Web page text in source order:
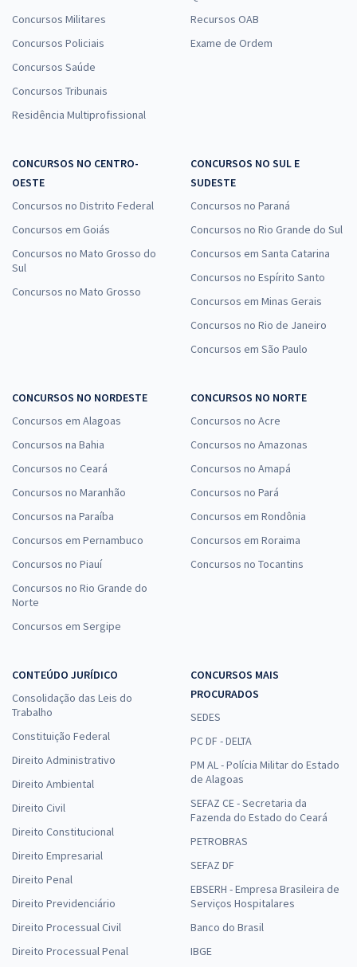
Concursos Militares
Concursos Policiais
Concursos Saúde
Concursos Tribunais
Residência Multiprofissional
Recursos OAB
Exame de Ordem
CONCURSOS NO CENTRO-
OESTE
Concursos no Distrito Federal
Concursos em Goiás
Concursos no Mato Grosso do
Sul
Concursos no Mato Grosso
CONCURSOS NO SUL E
SUDESTE
Concursos no Paraná
Concursos no Rio Grande do Sul
Concursos em Santa Catarina
Concursos no Espírito Santo
Concursos em Minas Gerais
Concursos no Rio de Janeiro
Concursos em São Paulo
CONCURSOS NO NORDESTE
Concursos em Alagoas
Concursos na Bahia
Concursos no Ceará
Concursos no Maranhão
Concursos na Paraíba
Concursos em Pernambuco
Concursos no Piauí
Concursos no Rio Grande do
Norte
Concursos em Sergipe
CONCURSOS NO NORTE
Concursos no Acre
Concursos no Amazonas
Concursos no Amapá
Concursos no Pará
Concursos em Rondônia
Concursos em Roraima
Concursos no Tocantins
CONTEÚDO JURÍDICO
Consolidação das Leis do
Trabalho
Constituição Federal
Direito Administrativo
Direito Ambiental
Direito Civil
Direito Constitucional
Direito Empresarial
Direito Penal
Direito Previdenciário
Direito Processual Civil
Direito Processual Penal
CONCURSOS MAIS
PROCURADOS
SEDES
PC DF - DELTA
PM AL - Polícia Militar do Estado
de Alagoas
SEFAZ CE - Secretaria da
Fazenda do Estado do Ceará
PETROBRAS
SEFAZ DF
EBSERH - Empresa Brasileira de
Serviços Hospitalares
Banco do Brasil
IBGE